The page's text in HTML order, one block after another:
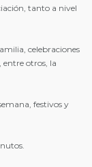
tanto a nivel
celebraciones
entre otros, la
festivos y